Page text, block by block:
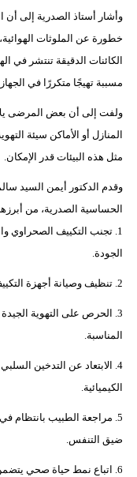
وأشار أستاذ الصدرية إلى أن
خطورة عن الملوثات
الكائنات الدقيقة تنتشر في
مسببة تهيجًا متكررًا في
ولفت إلى أن بعض المرضى
المنازل أو الأماكن سيئة
مثل هذه البيئات قدر الإمكان.
وقدم الدكتور أيمن السيد
الحساسية الصدرية، من
1. تجنب التكييف الصحراوي
الجودة.
2. تنظيف وصيانة أجهزة التكييف بانتظام للتقليل من تراكم الأتربة والفطريات.
3. الحرص على التهوية
المناسبة.
4. الابتعاد عن التدخين
الكيميائية.
5. مراجعة الطبيب بانتظام
ضيق التنفس.
6. اتباع نمط حياة صحي يتضمن